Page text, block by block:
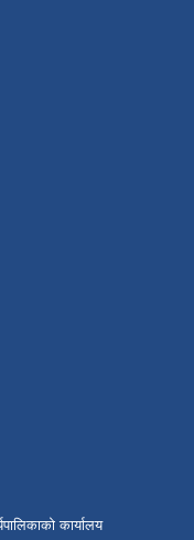
कार्यालय